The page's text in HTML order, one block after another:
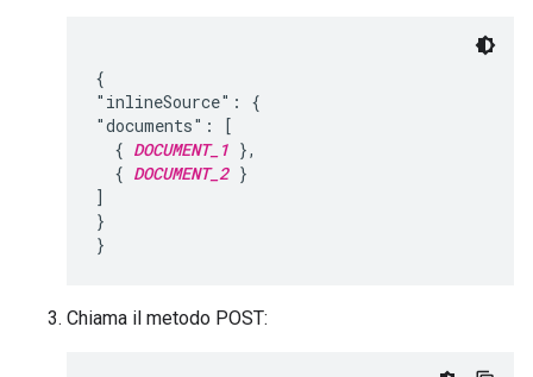
{
"inlineSource": {
"documents": [
  {
DOCUMENT_1 },
  {
DOCUMENT_2 }
]
}
Chiama il metodo POST: